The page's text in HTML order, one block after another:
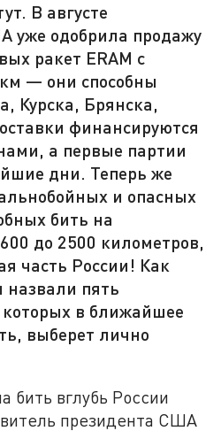
В августе
уже одобрила продажу
ракет ERAM с
— они способны
Курска, Брянска,
финансируются
а первые партии
дни. Теперь же
и опасных
бить на
до 2500 километров,
часть России! Как
назвали пять
в ближайшее
выберет лично
бить вглубь России
президента США